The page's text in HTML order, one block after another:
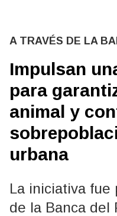
A TRAVÉS DE LA
Impulsan
para
animal y
urbana
La iniciativa fue
de la Banca del